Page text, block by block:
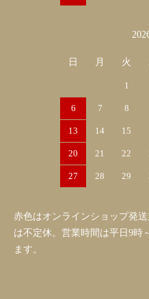
日 月 火
1
6 7 8
13 14 15
20 21 22
27 28 29
赤色はオンラインショップ発
は不定休。営業時間は平日9時
ます。